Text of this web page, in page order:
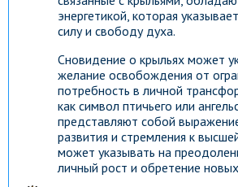
энергетикой, которая
силу и свободу духа.
Сновидение о крыльях может
желание освобождения от
потребность в личной
как символ птичьего или
представляют собой
развития и стремления к
может указывать на
личный рост и обретение